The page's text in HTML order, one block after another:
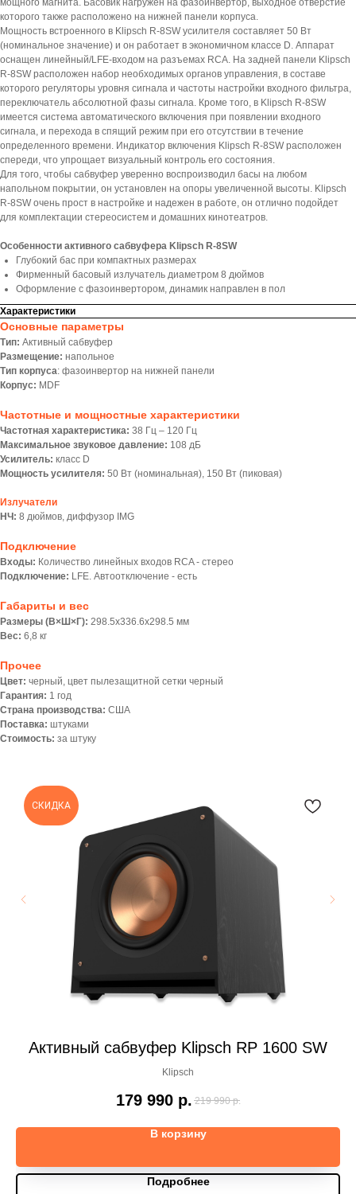
мощного магнита. Басовик нагружен на фазоинвертор, выходное отверстие
которого также расположено на нижней панели корпуса.
Мощность встроенного в Klipsch R-8SW усилителя составляет 50 Вт
(номинальное значение) и он работает в экономичном классе D. Аппарат
оснащен линейный/LFE-входом на разъемах RCA. На задней панели Klipsch
R-8SW расположен набор необходимых органов управления, в составе
которого регуляторы уровня сигнала и частоты настройки входного фильтра,
переключатель абсолютной фазы сигнала. Кроме того, в Klipsch R-8SW
имеется система автоматического включения при появлении входного
сигнала, и перехода в спящий режим при его отсутствии в течение
определенного времени. Индикатор включения Klipsch R-8SW расположен
спереди, что упрощает визуальный контроль его состояния.
Для того, чтобы сабвуфер уверенно воспроизводил басы на любом
напольном покрытии, он установлен на опоры увеличенной высоты. Klipsch
R-8SW очень прост в настройке и надежен в работе, он отлично подойдет
для комплектации стереосистем и домашних кинотеатров.
Особенности активного сабвуфера Klipsch R-8SW
Глубокий бас при компактных размерах
Фирменный басовый излучатель диаметром 8 дюймов
Оформление с фазоинвертором, динамик направлен в пол
Характеристики
Основные параметры
Тип: Активный сабвуфер
Размещение: напольное
Тип корпуса: фазоинвертор на нижней панели
Корпус: MDF
Частотные и мощностные характеристики
Частотная характеристика: 38 Гц – 120 Гц
Максимальное звуковое давление: 108 дБ
Усилитель: класс D
Мощность усилителя: 50 Вт (номинальная), 150 Вт (пиковая)
Излучатели
НЧ: 8 дюймов, диффузор IMG
Подключение
Входы: Количество линейных входов RCA - стерео
Подключение: LFE. Автоотключение - есть
Габариты и вес
Размеры (В×Ш×Г): 298.5x336.6x298.5 мм
Вес: 6,8 кг
Прочее
Цвет: черный, цвет пылезащитной сетки черный
Гарантия: 1 год
Страна производства: США
Поставка: штуками
Стоимость: за штуку
СКИДКА
Активный сабвуфер Klipsch RP 1600 SW
Klipsch
179 990 р. 219 990 р.
В корзину
Подробнее